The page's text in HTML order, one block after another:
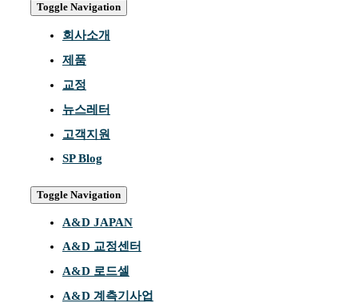
Toggle Navigation
회사소개
제품
교정
뉴스레터
고객지원
SP Blog
Toggle Navigation
A&D JAPAN
A&D 교정센터
A&D 로드셀
A&D 계측기사업